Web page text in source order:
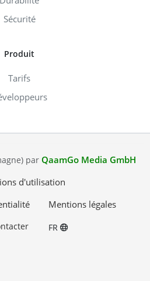
Sécurité
Produit
Tarifs
par QaamGo Media GmbH
d'utilisation
Mentions légales
FR